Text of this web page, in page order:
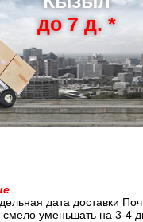
до 7 д. *
дата доставки
смело уменьшать на 3-4